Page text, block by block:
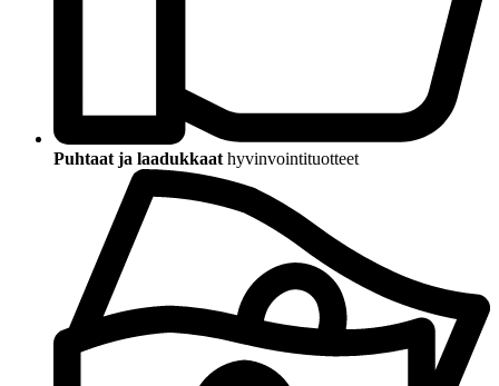
Puhtaat ja laadukkaat hyvinvointituotteet